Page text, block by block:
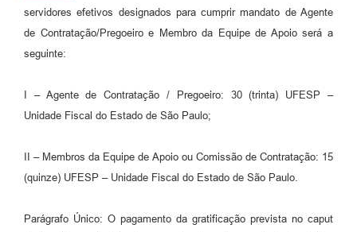
servidores efetivos designados para cumprir mandato de Agente
de Contratação/Pregoeiro e Membro da Equipe de Apoio será a
seguinte:
I – Agente de Contratação / Pregoeiro: 30 (trinta) UFESP –
Unidade Fiscal do Estado de São Paulo;
II – Membros da Equipe de Apoio ou Comissão de Contratação: 15
(quinze) UFESP – Unidade Fiscal do Estado de São Paulo.
Parágrafo Único: O pagamento da gratificação prevista no caput